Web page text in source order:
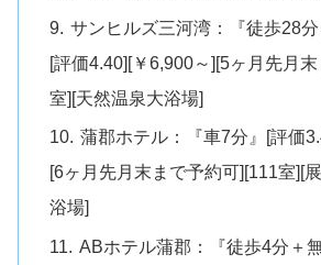
サンヒルズ三河湾：『徒歩28分
[評価4.40][￥6,900～][5ヶ月先月
室][天然温泉大浴場]
蒲郡ホテル：『車7分』[評価
[6ヶ月先月末まで予約可][111室][
浴場]
ABホテル蒲郡：『徒歩4分＋